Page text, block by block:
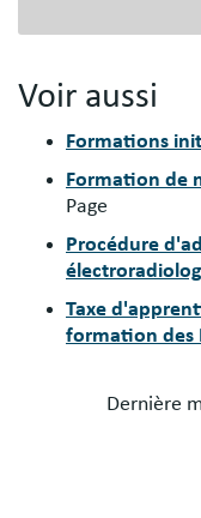
Voir aussi
Formations
Formation de
Page
Procédure
Taxe
formation des
Dernière